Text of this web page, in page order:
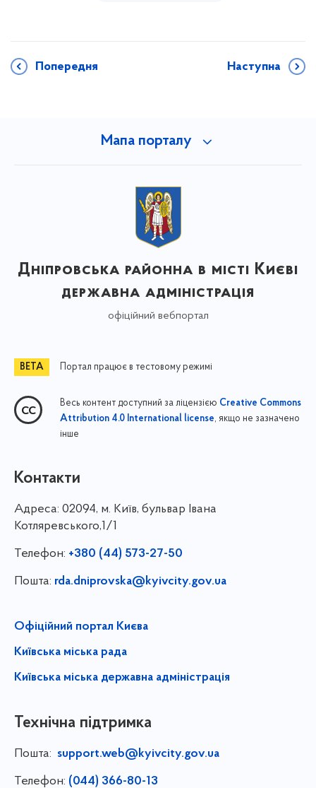
Попередня Наступна
Мапа порталу
Дніпровська районна в місті Києві
державна адміністрація
офіційний вебпортал
Портал працює в тестовому режимі
Весь контент доступний за ліцензією Creative Commons
Attribution 4.0 International license, якщо не зазначено
інше
Контакти
Адреса: 02094, м. Київ, бульвар Івана
Котляревського,1/1
Телефон: +380 (44) 573-27-50
Пошта: rda.dniprovska@kyivcity.gov.ua
Офіційний портал Києва
Київська міська рада
Київська міська державна адміністрація
Технічна підтримка
Пошта: support.web@kyivcity.gov.ua
Телефон: (044) 366-80-13